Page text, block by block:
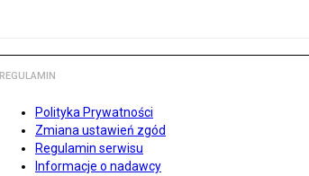
REGULAMIN
Polityka Prywatności
Zmiana ustawień zgód
Regulamin serwisu
Informacje o nadawcy